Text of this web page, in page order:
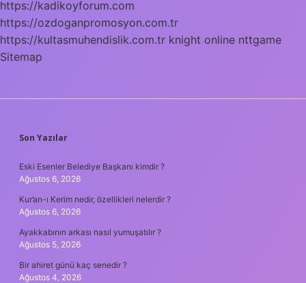
https://kadikoyforum.com
https://ozdoganpromosyon.com.tr
https://kultasmuhendislik.com.tr knight online nttgame
Sitemap
SIDEBAR
Son Yazılar
Eski Esenler Belediye Başkanı kimdir ?
Ağustos 6, 2026
Kur’an-ı Kerim nedir, özellikleri nelerdir ?
Ağustos 6, 2026
Ayakkabının arkası nasıl yumuşatılır ?
Ağustos 5, 2026
Bir ahiret günü kaç senedir ?
Ağustos 4, 2026